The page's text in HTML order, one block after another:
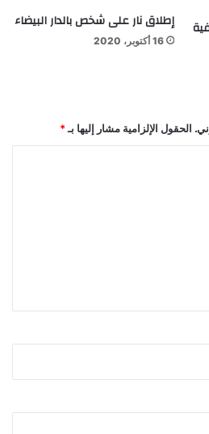
إطلاق نار على شخص بالدار البيضاء
16 أكتوبر، 2020
الحقول الإلزامية مشار إليها بـ*